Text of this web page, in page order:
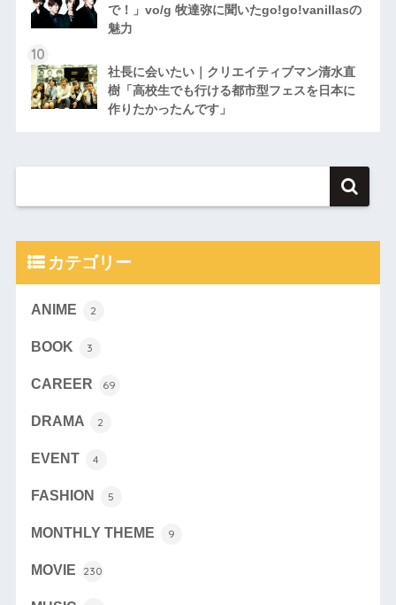
で！」vo/g 牧達弥に聞いたgo!go!vanillasの
魅力
社長に会いたい｜クリエイティブマン清水直
樹「高校生でも行ける都市型フェスを日本に
作りたかったんです」
カテゴリー
ANIME 2
BOOK 3
CAREER 69
DRAMA 2
EVENT 4
FASHION 5
MONTHLY THEME 9
MOVIE 230